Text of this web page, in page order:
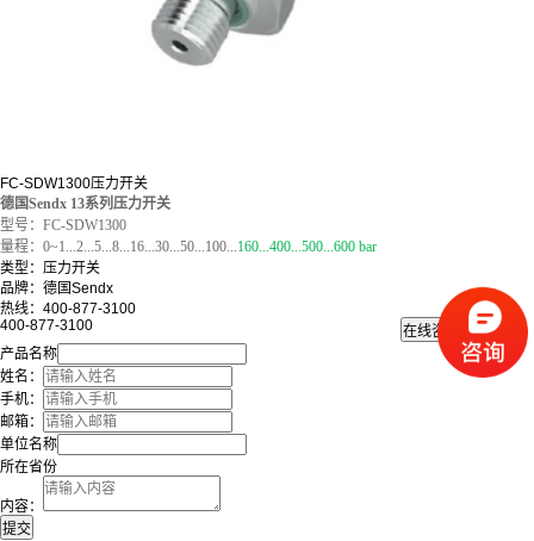
FC-SDW1300压力开关
德国Sendx 13系列压力开关
型号：FC-SDW1300
量程：0~1...2...5...8...16...30...50...100...160...400...500...600 bar
类型：压力开关
品牌：德国Sendx
热线：400-877-3100
400-877-3100
产品名称
姓名：
手机：
邮箱：
单位名称
所在省份
内容：